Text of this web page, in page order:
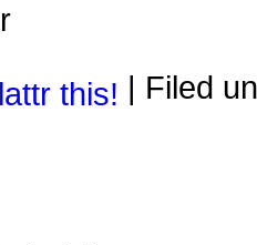
this! | Filed